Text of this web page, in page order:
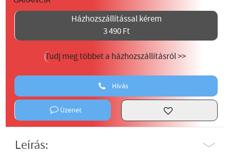
Házhozszállítással kérem
3 490 Ft
Tudj meg többet a házhozszállításról >>
Hívás
Üzenet
Leírás: